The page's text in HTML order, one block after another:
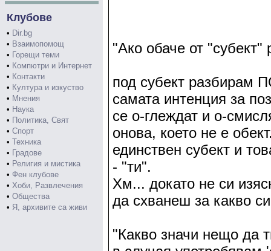
Клубове
• Dir.bg
• Взаимопомощ
• Горещи теми
• Компютри и Интернет
• Контакти
• Култура и изкуство
• Мнения
• Наука
• Политика, Свят
• Спорт
• Техника
• Градове
• Религия и мистика
• Фен клубове
• Хоби, Развлечения
• Общества
• Я, архивите са живи
"Ако обаче от
под субект
самата интенция за
се о-глеждат и о-
онова, което не е
единствен субект и
- "ти".
Хм... докато не си
да схванеш за какво
"Какво значи нещо да